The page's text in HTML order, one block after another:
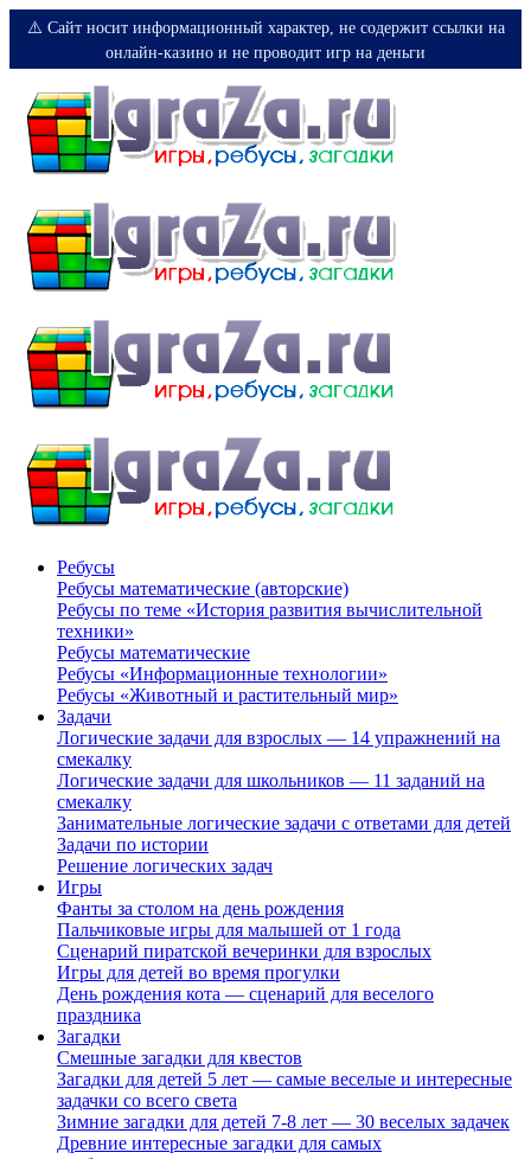
⚠️ Сайт носит информационный характер, не содержит ссылки на
онлайн-казино и не проводит игр на деньги
Ребусы
Ребусы математические (авторские)
Ребусы по теме «История развития вычислительной
техники»
Ребусы математические
Ребусы «Информационные технологии»
Ребусы «Животный и растительный мир»
Задачи
Логические задачи для взрослых — 14 упражнений на
смекалку
Логические задачи для школьников — 11 заданий на
смекалку
Занимательные логические задачи с ответами для детей
Задачи по истории
Решение логических задач
Игры
Фанты за столом на день рождения
Пальчиковые игры для малышей от 1 года
Сценарий пиратской вечеринки для взрослых
Игры для детей во время прогулки
День рождения кота — сценарий для веселого
праздника
Загадки
Смешные загадки для квестов
Загадки для детей 5 лет — самые веселые и интересные
задачки со всего света
Зимние загадки для детей 7-8 лет — 30 веселых задачек
Древние интересные загадки для самых